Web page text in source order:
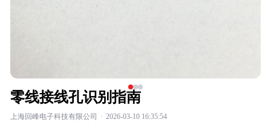
零线接线孔识别指南
上海回峰电子科技有限公司 · 2026-03-10 16:35:54